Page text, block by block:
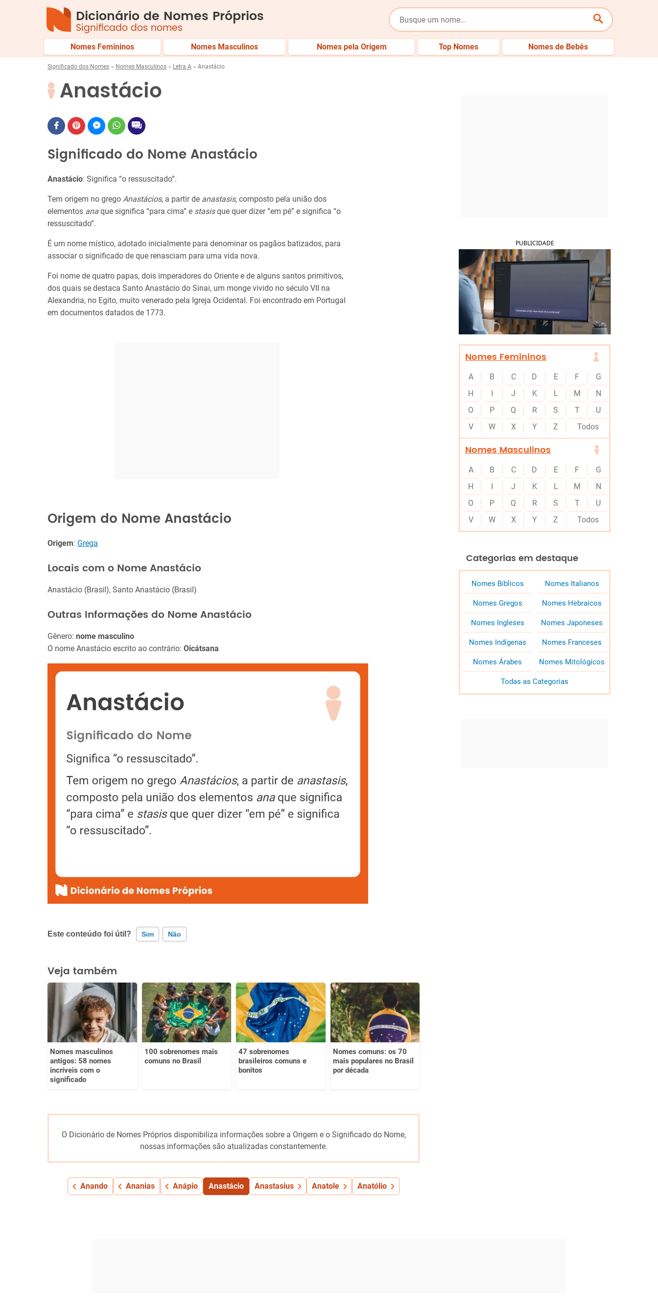
Dicionário de Nomes Próprios
Significado dos nomes
Nomes Femininos Nomes Masculinos Nomes pela Origem Top Nomes Nomes de Bebês
Significado dos Nomes Nomes Masculinos Letra A Anastácio
Anastácio
Significado do Nome Anastácio
Anastácio: Significa “o ressuscitado”.
Tem origem no grego Anastácios, a partir de anastasis, composto pela união dos
elementos ana que significa “para cima” e stasisque quer dizer “em pé” e significa “o
ressuscitado”.
É um nome místico, adotado inicialmente para denominar os pagãos batizados, para
associar o significado de que renasciam para uma vida nova.
Foi nome de quatro papas, dois imperadores do Oriente e de alguns santos primitivos,
dos quais se destaca Santo Anastácio do Sinai, um monge vivido no século VII na
Alexandria, no Egito, muito venerado pela Igreja Ocidental. Foi encontrado em Portugal
em documentos datados de 1773.
Origem do Nome Anastácio
Origem: Grega
Locais com o Nome Anastácio
Anastácio (Brasil), Santo Anastácio (Brasil)
Outras Informações do Nome Anastácio
Gênero: nome masculino
O nome Anastácio escrito ao contrário: Oicátsana
Este conteúdo foi útil? Sim Não
Este conteúdo contém informação incorreta
Este conteúdo não tem a informação que procuro
Outro
Veja também
Nomes masculinos
antigos: 58 nomes
incríveis com o
significado
100 sobrenomes mais
comuns no Brasil
47 sobrenomes
brasileiros comuns e
bonitos
Nomes comuns: os 70
mais populares no Brasil
por década
O Dicionário de Nomes Próprios disponibiliza informações sobre a Origem e o Significado do Nome,
nossas informações são atualizadas constantemente.
Anando Ananias Anápio Anastácio Anastasius Anatole Anatólio
PUBLICIDADE
Nomes Femininos
A B C D E F
G
H
I J K L M
N
O
P Q R S T
U
V
W X Y Z Todos
Nomes Masculinos
A B C D E F
G
H
I J K L M
N
O
P Q R S T
U
V
W X Y Z Todos
Categorias em destaque
Nomes Bíblicos Nomes Italianos
Nomes Gregos Nomes Hebraicos
Nomes Ingleses Nomes Japoneses
Nomes Indígenas Nomes Franceses
Nomes Árabes Nomes Mitológicos
Todas as Categorias